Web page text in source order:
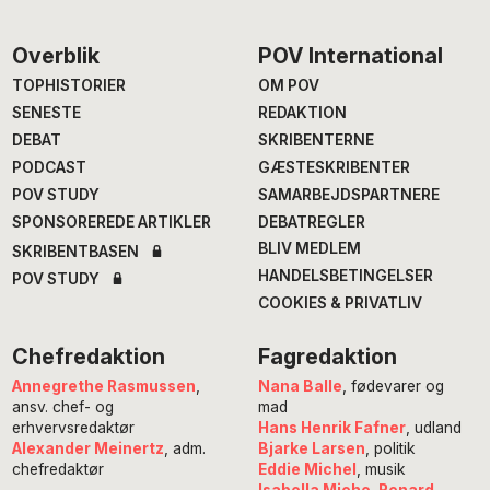
Footer
Overblik
TOPHISTORIER
SENESTE
DEBAT
PODCAST
POV STUDY
SPONSOREREDE ARTIKLER
SKRIBENTBASEN
POV STUDY
POV International
OM POV
REDAKTION
SKRIBENTERNE
GÆSTESKRIBENTER
SAMARBEJDSPARTNERE
DEBATREGLER
BLIV MEDLEM
HANDELSBETINGELSER
COOKIES & PRIVATLIV
Chefredaktion
Annegrethe Rasmussen
ansv. chef- og
erhvervsredaktør
Alexander Meinertz , adm.
chefredaktør
Fagredaktion
Nana Balle , fødevarer og
mad
Hans Henrik Fafner, udland
Bjarke Larsen , politik
Eddie Michel
, musik